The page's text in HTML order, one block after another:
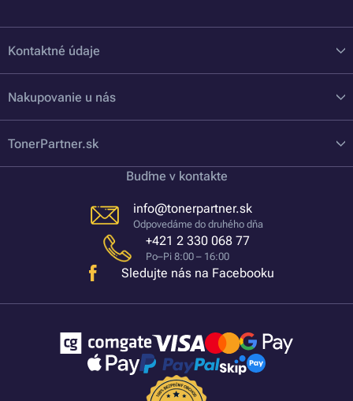
Kontaktné údaje
Nakupovanie u nás
TonerPartner.sk
Buďme v kontakte
info@tonerpartner.sk
Odpovedáme do druhého dňa
+421 2 330 068 77
Po–Pi 8:00 – 16:00
Sledujte nás na Facebooku